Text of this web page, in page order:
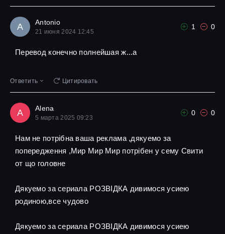
A Antonio
21 июня 2024 12:45
1 0
Перевод конечно полнейшая ж...а
Ответить Цитировать
A Alena
5 марта 2025 09:23
0 0
Нам не потрібна ваша реклама ,дякуемо за
попередження ,Мир Мир Мир потрібен у сему Свити
от що головне
Дякуемо за сериала РОЗВІДКА дивимося усиею
родиною,все чудово
Дякуемо за сериала РОЗВІДКА дивимося усиею